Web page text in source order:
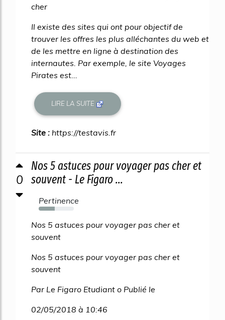
cher
Il existe des sites qui ont pour objectif de
trouver les offres les plus alléchantes du web et
de les mettre en ligne à destination des
internautes. Par exemple, le site Voyages
Pirates est...
LIRE LA SUITE
Site : https://testavis.fr
0
Nos 5 astuces pour voyager pas cher et
souvent - Le Figaro ...
Pertinence
45%
Nos 5 astuces pour voyager pas cher et
souvent
Nos 5 astuces pour voyager pas cher et
souvent
Par Le Figaro Etudiant o Publié le
02/05/2018 à 10:46